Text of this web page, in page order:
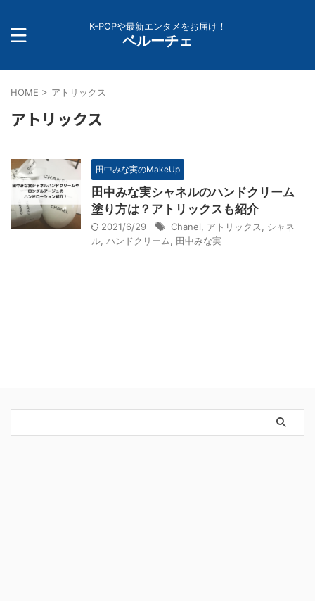
K-POPや最新エンタメをお届け！
ベルーチェ
HOME > アトリックス
アトリックス
田中みな実のMakeUp
田中みな実シャネルのハンドクリーム
塗り方は？アトリックスも紹介
2021/6/29 Chanel アトリックス
シャネ
ル ハンドクリーム 田中みな実